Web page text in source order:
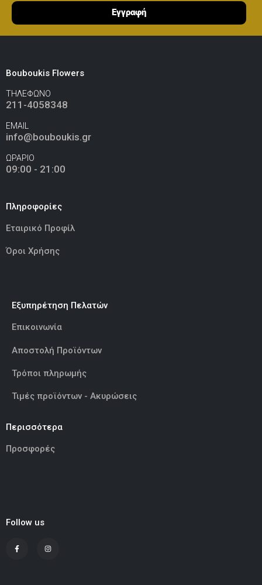
Εγγραφή
Bouboukis Flowers
ΤΗΛΕΦΩΝΟ
211-4058348
EMAIL
info@bouboukis.gr
ΩΡΑΡΙΟ
09:00 - 21:00
Πληροφορίες
Εταιρικό Προφίλ
Όροι Χρήσης
Εξυπηρέτηση Πελατών
Επικοινωνία
Αποστολή Προϊόντων
Τρόποι πληρωμής
Τιμές προϊόντων - Ακυρώσεις
Περισσότερα
Προσφορές
Follow us